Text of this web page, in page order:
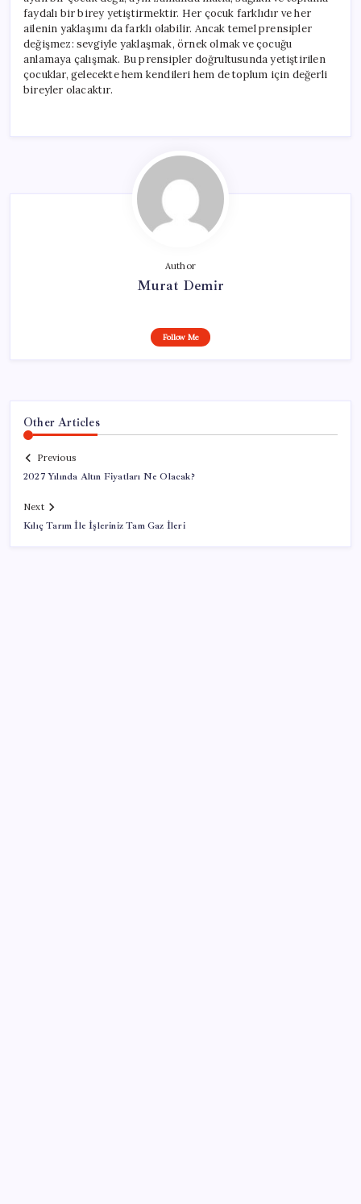
faydalı bir birey yetiştirmektir. Her çocuk farklıdır ve her
ailenin yaklaşımı da farklı olabilir. Ancak temel prensipler
değişmez: sevgiyle yaklaşmak, örnek olmak ve çocuğu
anlamaya çalışmak. Bu prensipler doğrultusunda yetiştirilen
çocuklar, gelecekte hem kendileri hem de toplum için değerli
bireyler olacaktır.
Author
Murat Demir
Follow Me
Other Articles
Previous
2027 Yılında Altın Fiyatları Ne Olacak?
Next
Kılıç Tarım İle İşleriniz Tam Gaz İleri